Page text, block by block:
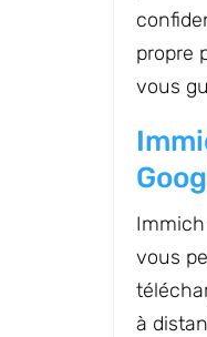
propre
vous
vous
à